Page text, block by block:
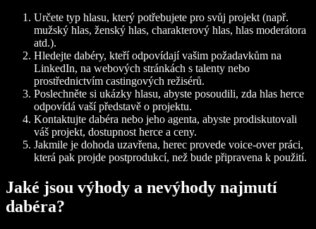
Určete typ hlasu, který potřebujete pro svůj projekt (např.
mužský hlas, ženský hlas, charakterový hlas, hlas moderátora
atd.).
Hledejte dabéry, kteří odpovídají vašim požadavkům na
LinkedIn, na webových stránkách s talenty nebo
prostřednictvím castingových režisérů.
Poslechněte si ukázky hlasu, abyste posoudili, zda hlas herce
odpovídá vaší představě o projektu.
Kontaktujte dabéra nebo jeho agenta, abyste prodiskutovali
váš projekt, dostupnost herce a ceny.
Jakmile je dohoda uzavřena, herec provede voice-over práci,
která pak projde postprodukcí, než bude připravena k použití.
Jaké jsou výhody a nevýhody najmutí
dabéra?